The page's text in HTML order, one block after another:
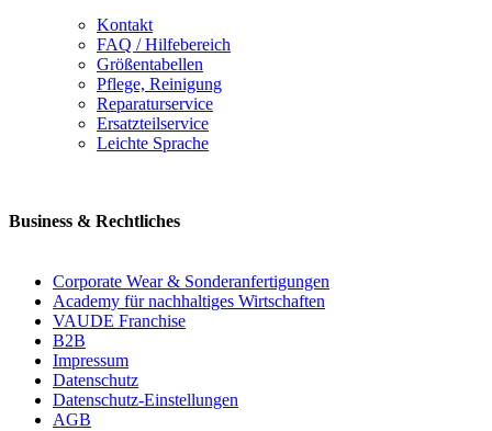
Kontakt
FAQ / Hilfebereich
Größentabellen
Pflege, Reinigung
Reparaturservice
Ersatzteilservice
Leichte Sprache
Business & Rechtliches
Corporate Wear & Sonderanfertigungen
Academy für nachhaltiges Wirtschaften
VAUDE Franchise
B2B
Impressum
Datenschutz
Datenschutz-Einstellungen
AGB